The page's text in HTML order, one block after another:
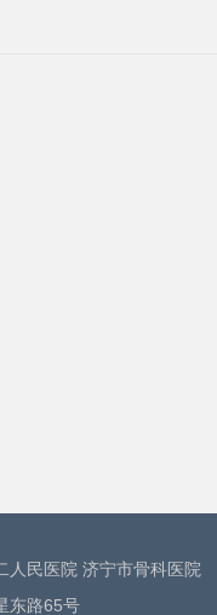
人民医院 济宁市骨科医院
东路65号